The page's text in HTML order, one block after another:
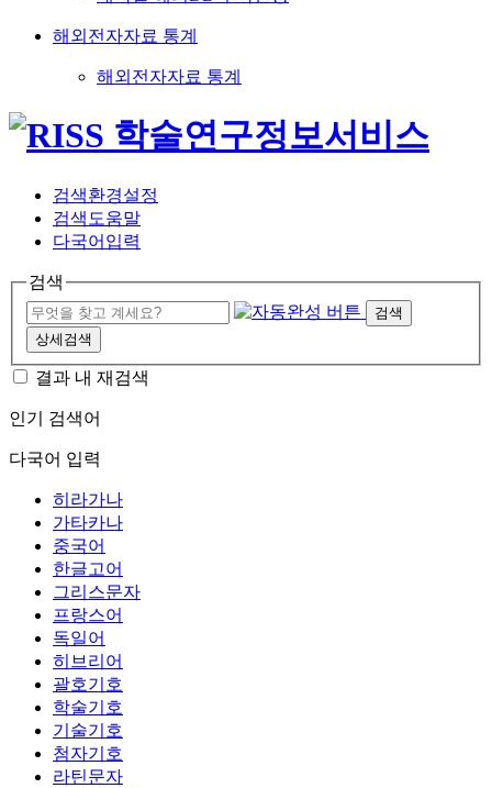
해외전자자료 통계
해외전자자료 통계
검색환경설정
검색도움말
다국어입력
검색
검색
상세검색
결과 내 재검색
인기 검색어
다국어 입력
히라가나
가타카나
중국어
한글고어
그리스문자
프랑스어
독일어
히브리어
괄호기호
학술기호
기술기호
첨자기호
라틴문자